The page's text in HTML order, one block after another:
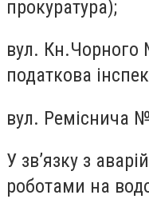
прокуратура);
вул.
податкова
вул. Реміснича
У зв’язку з
роботами на